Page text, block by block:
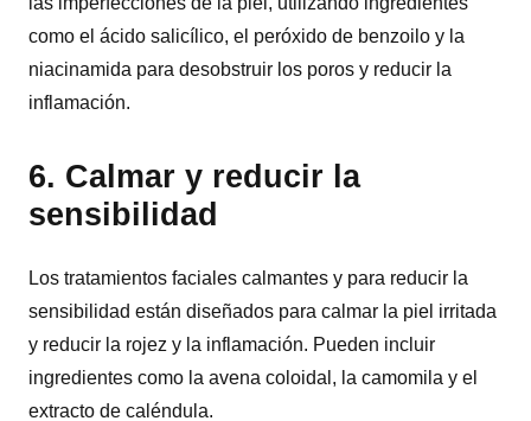
como el ácido salicílico, el peróxido de benzoilo y la
niacinamida para desobstruir los poros y reducir la
inflamación.
6. Calmar y reducir la
sensibilidad
Los tratamientos faciales calmantes y para reducir la
sensibilidad están diseñados para calmar la piel irritada
y reducir la rojez y la inflamación. Pueden incluir
ingredientes como la avena coloidal, la camomila y el
extracto de caléndula.